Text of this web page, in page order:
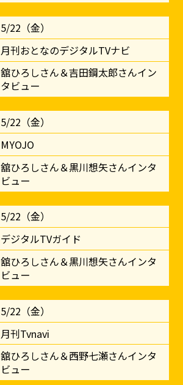
5/22（金）
月刊おとなのデジタルTVナビ
舘ひろしさん＆吉田鋼太郎さんイン
タビュー
5/22（金）
MYOJO
舘ひろしさん＆黒川想矢さんインタ
ビュー
5/22（金）
デジタルTVガイド
舘ひろしさん＆黒川想矢さんインタ
ビュー
5/22（金）
月刊Tvnavi
舘ひろしさん＆西野七瀬さんインタ
ビュー